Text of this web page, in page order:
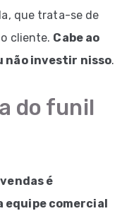
que trata-se de
cliente. Cabe ao
não investir nisso.
do funil
é
equipe comercial